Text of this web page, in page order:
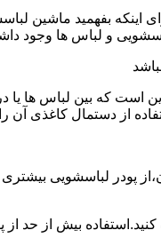
بفهمید ماشین
که بین لباس ها یا در
از دستمال کاغذی
پودر لباسشویی
بیش از